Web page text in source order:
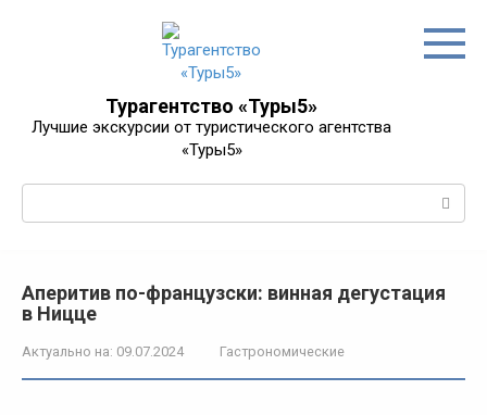
Турагентство «Туры5»
Лучшие экскурсии от туристического агентства
«Туры5»
Аперитив по-французски: винная дегустация
в Ницце
Актуально на: 09.07.2024 Гастрономические